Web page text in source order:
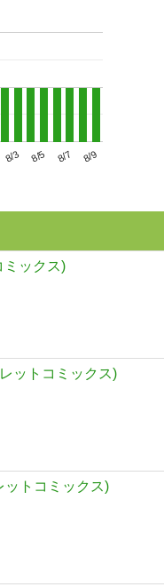
8/3 8/5 8/7 8/9
ミックス)
ットコミックス)
ットコミックス)